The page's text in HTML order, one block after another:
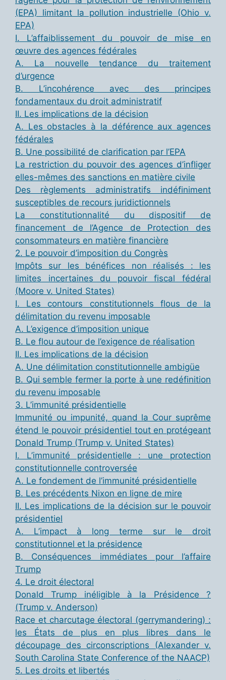
(EPA) limitant la pollution industrielle (Ohio v.
EPA)
I. L’affaiblissement du pouvoir de mise en
œuvre des agences fédérales
A. La nouvelle tendance du traitement
d’urgence
B. L’incohérence avec des principes
fondamentaux du droit administratif
II. Les implications de la décision
A. Les obstacles à la déférence aux agences
fédérales
B. Une possibilité de clarification par l’EPA
La restriction du pouvoir des agences d’infliger
elles-mêmes des sanctions en matière civile
Des règlements administratifs indéfiniment
susceptibles de recours juridictionnels
La constitutionnalité du dispositif de
financement de l’Agence de Protection des
consommateurs en matière financière
2. Le pouvoir d’imposition du Congrès
Impôts sur les bénéfices non réalisés : les
limites incertaines du pouvoir fiscal fédéral
(Moore v. United States)
I. Les contours constitutionnels flous de la
délimitation du revenu imposable
A. L’exigence d’imposition unique
B. Le flou autour de l’exigence de réalisation
II. Les implications de la décision
A. Une délimitation constitutionnelle ambigüe
B. Qui semble fermer la porte à une redéfinition
du revenu imposable
3. L’immunité présidentielle
Immunité ou impunité, quand la Cour suprême
étend le pouvoir présidentiel tout en protégeant
Donald Trump (Trump v. United States)
I. L’immunité présidentielle : une protection
constitutionnelle controversée
A. Le fondement de l’immunité présidentielle
B. Les précédents Nixon en ligne de mire
II. Les implications de la décision sur le pouvoir
présidentiel
A. L’impact à long terme sur le droit
constitutionnel et la présidence
B. Conséquences immédiates pour l’affaire
Trump
4. Le droit électoral
Donald Trump inéligible à la Présidence ?
(Trump v. Anderson)
Race et charcutage électoral (gerrymandering) :
les États de plus en plus libres dans le
découpage des circonscriptions (Alexander v.
South Carolina State Conference of the NAACP)
5. Les droits et libertés